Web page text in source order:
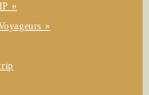
»
»